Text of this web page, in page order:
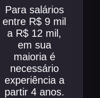
Para salários
entre R$ 9 mil
a R$ 12 mil,
em sua
maioria é
necessário
experiência a
partir 4 anos.